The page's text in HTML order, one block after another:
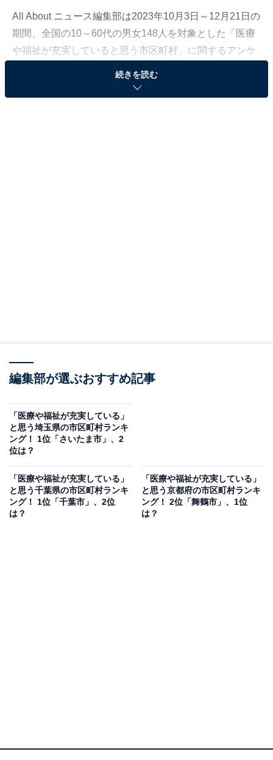
All About ニュース編集部は2023年10月3日～12月21日の
期間、全国の10～60代の男女148人を対象とした「医療
や福祉が充実していると思う市区町村」に関するアンケ
らは「日本の中で最も高い医療技術が使われている印象
実しているし、多くの医療機関があり、何科でもすぐに
受診することができるから」（東京都／30代女性）、
「医療機関の数が多く、自由診療も含め選択の幅が広い
あるから」（茨城県／30代男性）などの声が集まりまし
た。
続きを読む
編集部が選ぶおすすめ記事
「医療や福祉が充実している」
と思う埼玉県の市区町村ランキ
ング！ 1位「さいたま市」、2
位は？
「医療や福祉が充実している」
と思う千葉県の市区町村ランキ
ング！ 1位「千葉市」、2位
は？
「医療や福祉が充実している」
と思う京都府の市区町村ランキ
ング！ 2位「舞鶴市」、1位
は？